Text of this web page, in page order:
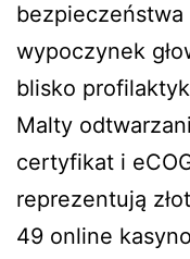
wypoczynek
blisko
Malty
certyfikat i
reprezentują
49 online